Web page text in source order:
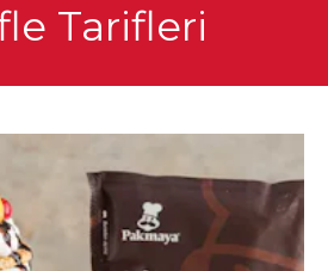
Tarifleri